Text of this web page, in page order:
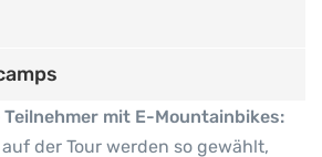
mit E-Mountainbikes:
der Tour werden so gewählt,